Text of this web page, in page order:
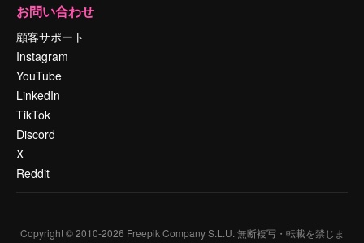
お問い合わせ
顧客サポート
Instagram
YouTube
LinkedIn
TikTok
Discord
X
Reddit
Copyright © 2010-2026 Freepik Company S.L.U. 無断複写・転載を禁じま